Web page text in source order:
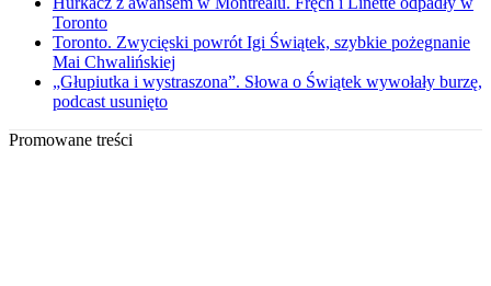
Toronto
Toronto. Zwycięski powrót Igi Świątek, szybkie pożegnanie
Mai Chwalińskiej
„Głupiutka i wystraszona”. Słowa o Świątek wywołały burzę,
podcast usunięto
Promowane treści